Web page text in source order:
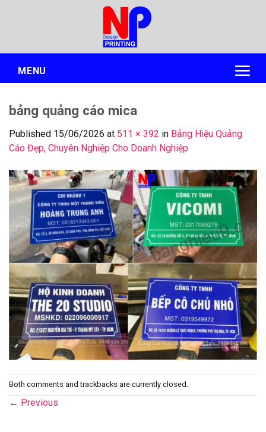
MENU
bảng quảng cáo mica
Published 15/06/2026 at 511 × 392 in Bảng Hiệu Quảng
Cáo Đẹp, Chuyên Nghiệp Cho Doanh Nghiệp
Both comments and trackbacks are currently closed.
← Previous